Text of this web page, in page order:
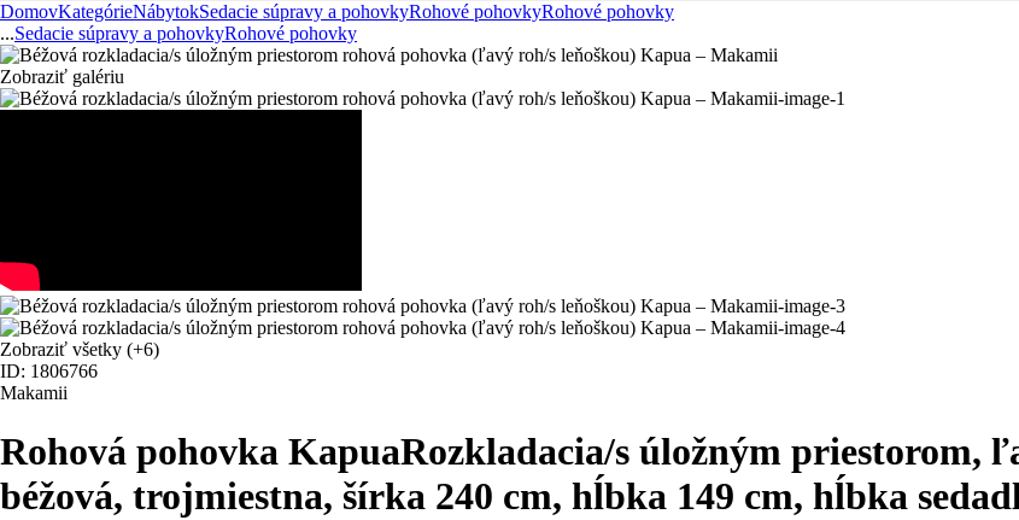
DomovKategórieNábytokSedacie súpravy a pohovkyRohové pohovkyRohové pohovky
...Sedacie súpravy a pohovkyRohové pohovky
Zobraziť galériu
Zobraziť všetky (+6)
ID: 1806766
Makamii
Rohová pohovka KapuaRozkladacia/s úložným priestorom,
béžová, trojmiestna, šírka 240 cm, hĺbka 149 cm, hĺbka